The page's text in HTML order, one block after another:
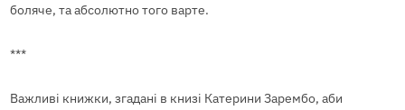
боляче, та абсолютно того варте.
***
Важливі книжки, згадані в книзі Катерини Зарембо, аби